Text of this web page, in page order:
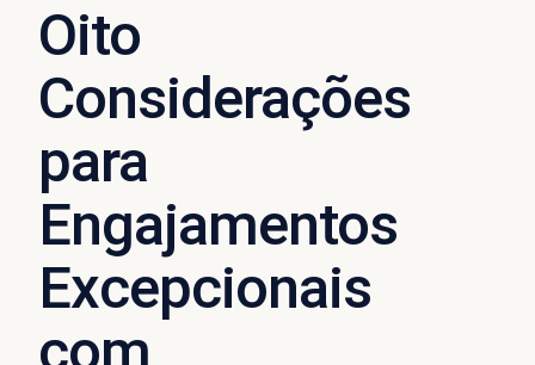
Oito
Considerações
para
Engajamentos
Excepcionais
com